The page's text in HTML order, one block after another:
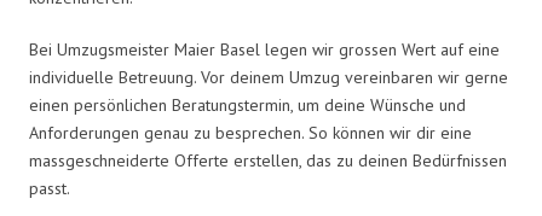
Bei Umzugsmeister Maier Basel legen wir grossen Wert auf eine
individuelle Betreuung. Vor deinem Umzug vereinbaren wir gerne
einen persönlichen Beratungstermin, um deine Wünsche und
Anforderungen genau zu besprechen. So können wir dir eine
massgeschneiderte Offerte erstellen, das zu deinen Bedürfnissen
passt.